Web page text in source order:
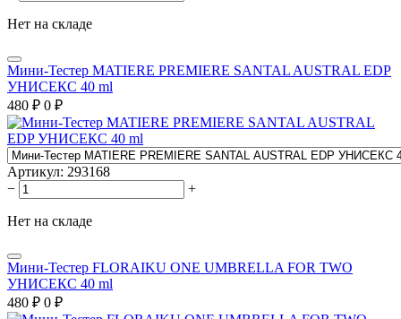
Нет на складе
Мини-Тестер MATIERE PREMIERE SANTAL AUSTRAL EDP
УНИСЕКС 40 ml
480 ₽ 0 ₽
Артикул: 293168
−
+
Нет на складе
Мини-Тестер FLORAIKU ONE UMBRELLA FOR TWO
УНИСЕКС 40 ml
480 ₽ 0 ₽